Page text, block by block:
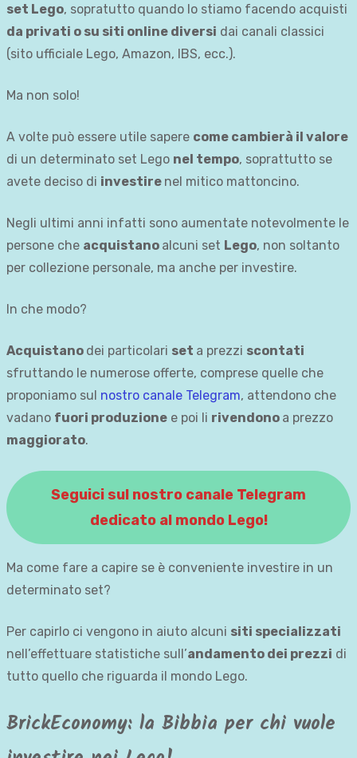
set Lego, sopratutto quando lo stiamo facendo acquisti
da privati o su siti online diversi dai canali classici
(sito ufficiale Lego, Amazon, IBS, ecc.).
Ma non solo!
A volte può essere utile sapere come cambierà il valore
di un determinato set Lego nel tempo, soprattutto se
avete deciso di investire nel mitico mattoncino.
Negli ultimi anni infatti sono aumentate notevolmente le
persone che acquistano alcuni set Lego, non soltanto
per collezione personale, ma anche per investire.
In che modo?
Acquistano dei particolari set a prezzi scontati
sfruttando le numerose offerte, comprese quelle che
proponiamo sul nostro canale Telegram, attendono che
vadano fuori produzione e poi li rivendono a prezzo
maggiorato.
Seguici sul nostro canale Telegram
dedicato al mondo Lego!
Ma come fare a capire se è conveniente investire in un
determinato set?
Per capirlo ci vengono in aiuto alcuni siti specializzati
nell’effettuare statistiche sull’andamento dei prezzi di
tutto quello che riguarda il mondo Lego.
BrickEconomy: la Bibbia per chi vuole